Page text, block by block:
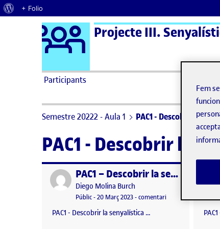
Quant al WordPress
+ Folio
Saltar al contingut Logo Ágora
Projecte III.
Participants
Semestre 20222 - Aula 1 PAC1 - Descobrir la
PAC1 - Descobrir la
Publicat per PAC1 – Descobrir la senyalística
Publicat per
Diego Molina Burch
Visibilitat:
Públic-Data de publicació
20 Març 2023-comentariel PAC1 – Descobrir
PAC1 - Descobrir la senyalística …
Fem